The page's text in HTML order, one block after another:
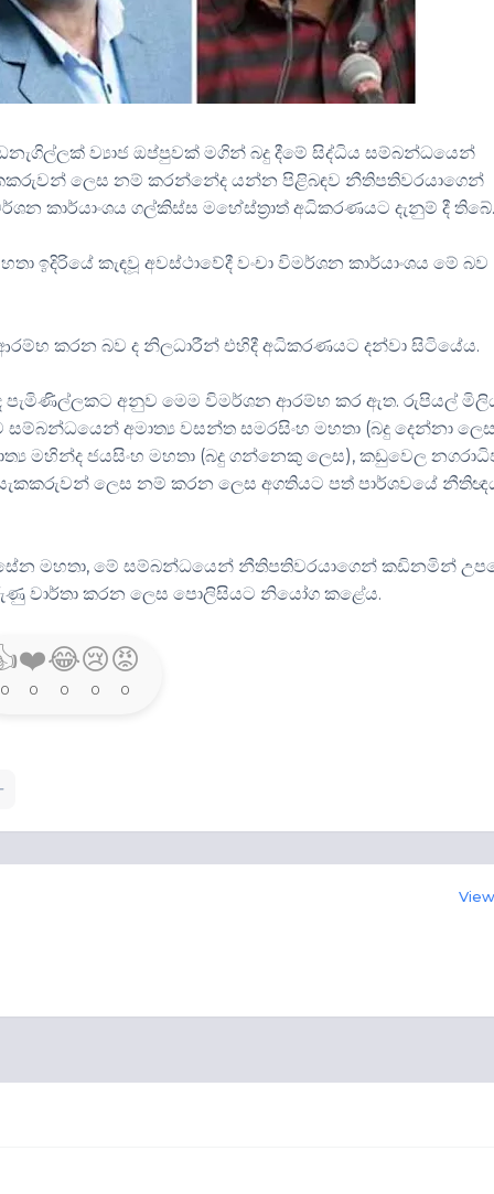
ව්‍යාජ ඔප්පුවක් මගින් බදු දීමේ සිද්ධිය සම්බන්ධයෙන්
ලෙස නම් කරන්නේද යන්න පිළිබඳව නීතිපතිවරයාගෙන්
කාර්යාංශය ගල්කිස්ස මහේස්ත්‍රාත් අධිකරණයට දැනුම් දී
ඉදිරියේ කැඳවූ අවස්ථාවේදී වංචා විමර්ශන කාර්යාංශය මේ බව
කරන බව ද නිලධාරීන් එහිදී අධිකරණයට දන්වා සිටියේය.
පැමිණිල්ලකට අනුව මෙම විමර්ශන ආරම්භ කර ඇත. රුපියල්
සම්බන්ධයෙන් අමාත්‍ය වසන්ත සමරසිංහ මහතා (බදු දෙන්නා
මහින්ද ජයසිංහ මහතා (බදු ගන්නෙකු ලෙස), කඩුවෙල
ලෙස නම් කරන ලෙස අගතියට පත් පාර්ශවයේ
මහතා, මේ සම්බන්ධයෙන් නීතිපතිවරයාගෙන් කඩිනමින්
වාර්තා කරන ලෙස පොලිසියට නියෝග කළේය.
0
❤️
0
😂
0
😢
0
😡
0